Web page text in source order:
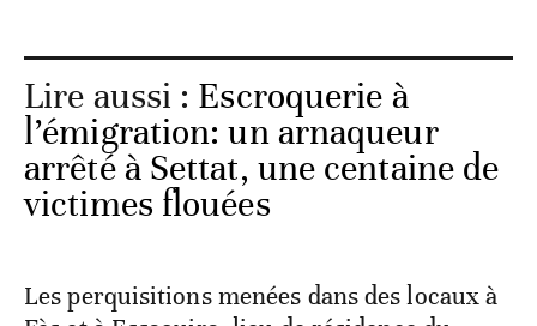
Lire aussi : Escroquerie à
l’émigration: un arnaqueur
arrêté à Settat, une centaine de
victimes flouées
Les perquisitions menées dans des locaux à